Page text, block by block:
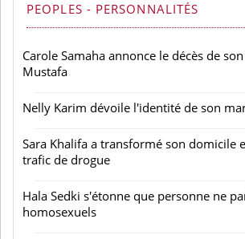
PEOPLES - PERSONNALITÉS
Carole Samaha annonce le décès de
Mustafa
Nelly Karim dévoile l'identité de son
Sara Khalifa a transformé son domicile
trafic de drogue
Hala Sedki s'étonne que personne ne
homosexuels